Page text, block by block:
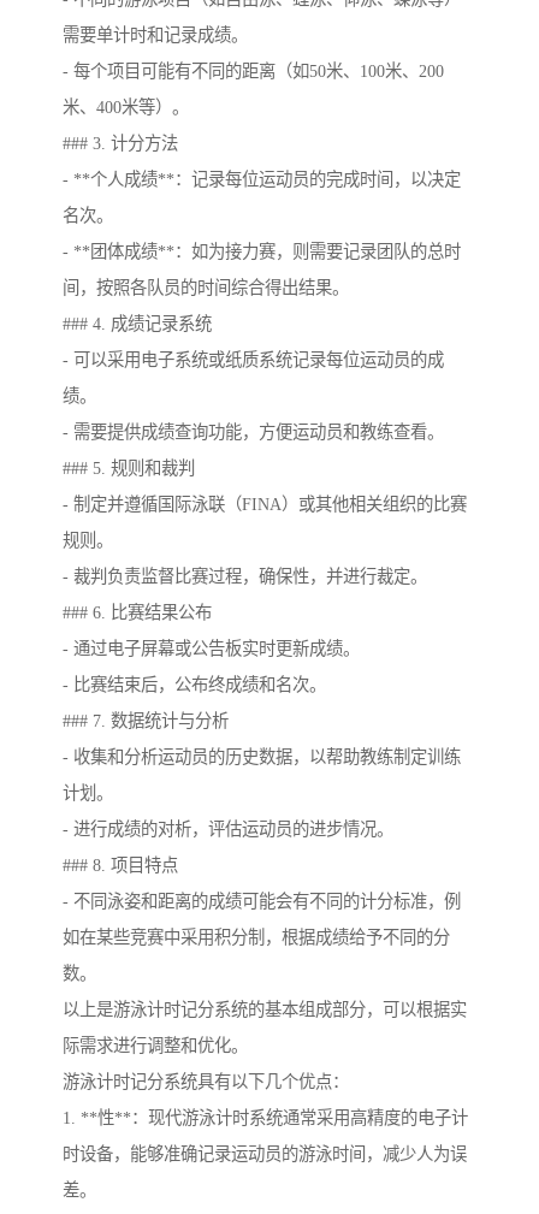
需要单计时和记录成绩。
- 每个项目可能有不同的距离（如50米、100米、200
米、400米等）。
### 3. 计分方法
- **个人成绩**：记录每位运动员的完成时间，以决定
名次。
- **团体成绩**：如为接力赛，则需要记录团队的总时
间，按照各队员的时间综合得出结果。
### 4. 成绩记录系统
- 可以采用电子系统或纸质系统记录每位运动员的成
绩。
- 需要提供成绩查询功能，方便运动员和教练查看。
### 5. 规则和裁判
- 制定并遵循国际泳联（FINA）或其他相关组织的比赛
规则。
- 裁判负责监督比赛过程，确保性，并进行裁定。
### 6. 比赛结果公布
- 通过电子屏幕或公告板实时更新成绩。
- 比赛结束后，公布终成绩和名次。
### 7. 数据统计与分析
- 收集和分析运动员的历史数据，以帮助教练制定训练
计划。
- 进行成绩的对析，评估运动员的进步情况。
### 8. 项目特点
- 不同泳姿和距离的成绩可能会有不同的计分标准，例
如在某些竞赛中采用积分制，根据成绩给予不同的分
数。
以上是游泳计时记分系统的基本组成部分，可以根据实
际需求进行调整和优化。
游泳计时记分系统具有以下几个优点：
1. **性**：现代游泳计时系统通常采用高精度的电子计
时设备，能够准确记录运动员的游泳时间，减少人为误
差。